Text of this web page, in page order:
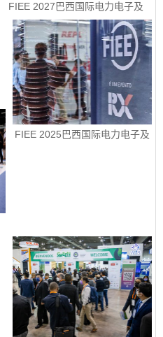
FIEE 2027巴西国际电力电子及
智能能源展销售正式启动
FIEE 2025巴西国际电力电子及